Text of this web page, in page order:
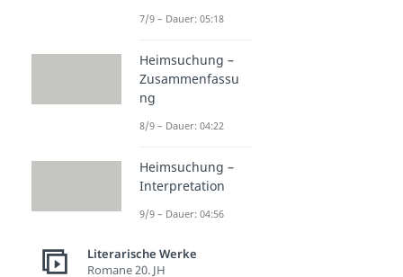
7/9 – Dauer: 05:18
Heimsuchung –
Zusammenfassu
ng
8/9 – Dauer: 04:22
Heimsuchung –
Interpretation
9/9 – Dauer: 04:56
Literarische Werke
Romane 20. JH